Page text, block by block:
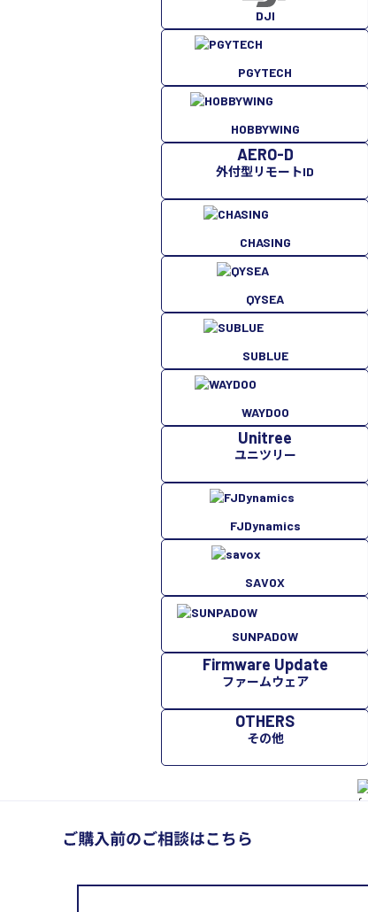
DJI
PGYTECH
HOBBYWING
AERO-D
外付型リモートID
CHASING
QYSEA
SUBLUE
WAYDOO
Unitree
ユニツリー
FJDynamics
SAVOX
SUNPADOW
Firmware Update
ファームウェア
OTHERS
その他